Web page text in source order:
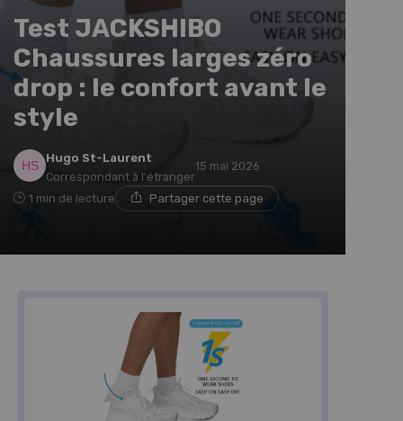
Test JACKSHIBO
Chaussures larges zéro
drop : le confort avant le
style
Hugo St-Laurent
Correspondant à l'étranger
15 mai 2026
1 min de lecture Partager cette page